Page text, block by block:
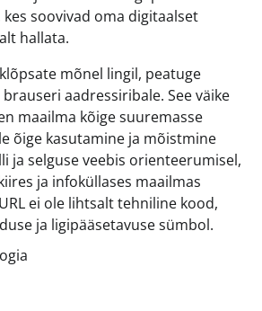
soovivad oma digitaalset
hallata.
mõnel lingil, peatuge
aadressiribale. See väike
maailma kõige suuremasse
õige kasutamine ja mõistmine
ja selguse veebis orienteerumisel,
ja infoküllases maailmas
ei ole lihtsalt tehniline kood,
ja ligipääsetavuse sümbol.